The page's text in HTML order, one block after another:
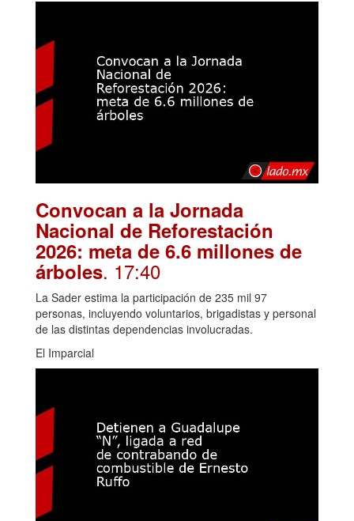
Convocan a la Jornada
Nacional de Reforestación
2026: meta de 6.6 millones de
árboles. 17:40
La Sader estima la participación de 235 mil 97
personas, incluyendo voluntarios, brigadistas y personal
de las distintas dependencias involucradas.
El Imparcial